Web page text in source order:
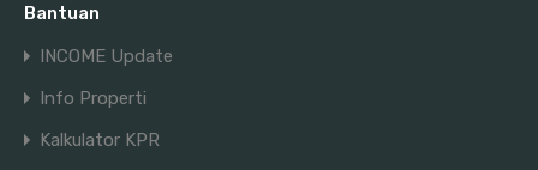
Bantuan
INCOME Update
Info Properti
Kalkulator KPR